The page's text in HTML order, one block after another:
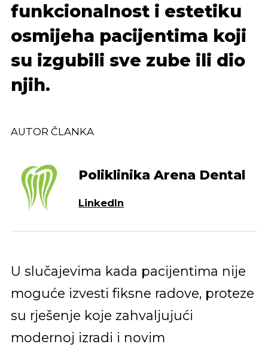
funkcionalnost i estetiku
osmijeha pacijentima koji
su izgubili sve zube ili dio
njih.
AUTOR ČLANKA
Poliklinika Arena Dental
LinkedIn
U slučajevima kada pacijentima nije
moguće izvesti fiksne radove, proteze
su rješenje koje zahvaljujući
modernoj izradi i novim